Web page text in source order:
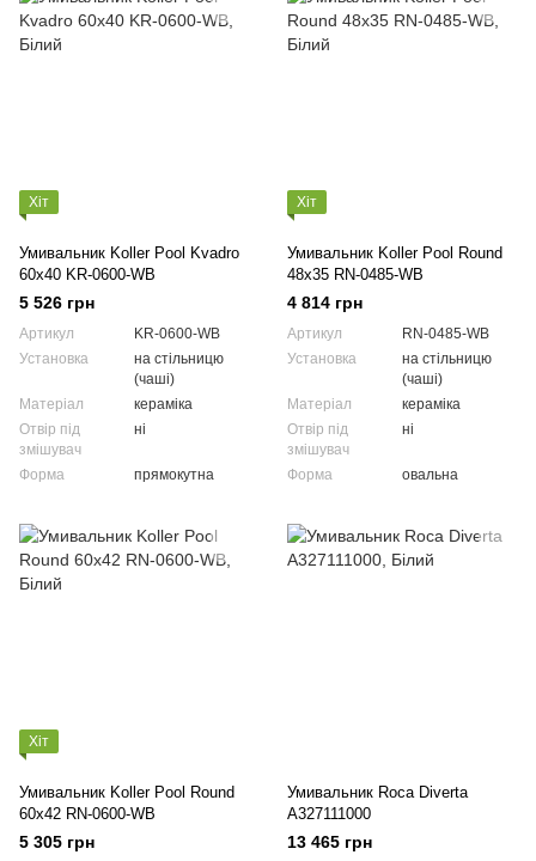
Хіт
Умивальник Koller Pool Kvadro
60x40 KR-0600-WB
5 526 грн
Артикул
KR-0600-WB
Установка
на стільницю
(чаші)
Матеріал
кераміка
Отвір під
змішувач
ні
Форма прямокутна
Хіт
Умивальник Koller Pool Round
48x35 RN-0485-WB
4 814 грн
Артикул
RN-0485-WB
Установка
на стільницю
(чаші)
Матеріал
кераміка
Отвір під
змішувач
ні
Форма овальна
Хіт
Умивальник Koller Pool Round
60x42 RN-0600-WB
5 305 грн
Умивальник Roca Diverta
A327111000
13 465 грн